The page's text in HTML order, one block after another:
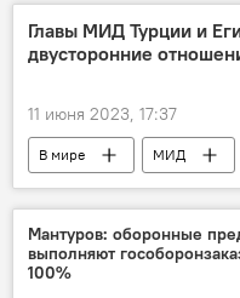
юниоры
Главы МИД Турции и
двусторонние
11 июня 2023, 17:37
В мире МИД
Египет
отношения
Мантуров: оборонные
выполняют
100%